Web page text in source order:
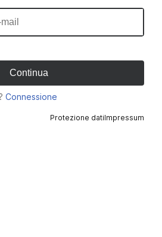
Connessione
Protezione datiImpressum